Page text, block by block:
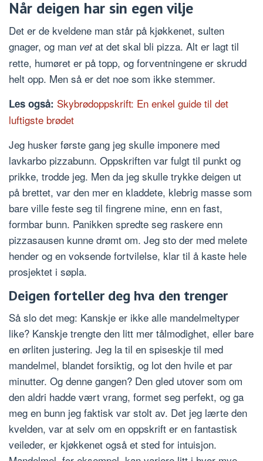
Når deigen har sin egen vilje
Det er de kveldene man står på kjøkkenet, sulten
gnager, og man vetat det skal bli pizza. Alt er lagt til
rette, humøret er på topp, og forventningene er skrudd
helt opp. Men så er det noe som ikke stemmer.
Les også: Skybrødoppskrift: En enkel guide til det
luftigste brødet
Jeg husker første gang jeg skulle imponere med
lavkarbo pizzabunn. Oppskriften var fulgt til punkt og
prikke, trodde jeg. Men da jeg skulle trykke deigen ut
på brettet, var den mer en kladdete, klebrig masse som
bare ville feste seg til fingrene mine, enn en fast,
formbar bunn. Panikken spredte seg raskere enn
pizzasausen kunne drømt om. Jeg sto der med melete
hender og en voksende fortvilelse, klar til å kaste hele
prosjektet i søpla.
Deigen forteller deg hva den trenger
Så slo det meg: Kanskje er ikke alle mandelmeltyper
like? Kanskje trengte den litt mer tålmodighet, eller bare
en ørliten justering. Jeg la til en spiseskje til med
mandelmel, blandet forsiktig, og lot den hvile et par
minutter. Og denne gangen? Den gled utover som om
den aldri hadde vært vrang, formet seg perfekt, og ga
meg en bunn jeg faktisk var stolt av. Det jeg lærte den
kvelden, var at selv om en oppskrift er en fantastisk
veileder, er kjøkkenet også et sted for intuisjon.